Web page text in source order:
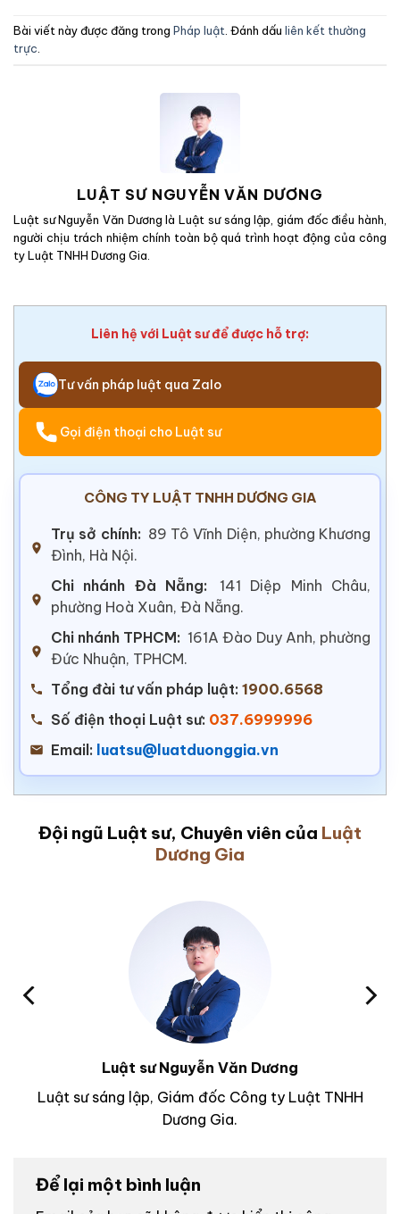
Bài viết này được đăng trong Pháp luật . Đánh dấu liên kết thường
trực
LUẬT SƯ NGUYỄN VĂN DƯƠNG
Luật sư Nguyễn Văn Dương là Luật sư sáng lập, giám đốc điều hành,
người chịu trách nhiệm chính toàn bộ quá trình hoạt động của công
ty Luật TNHH Dương Gia.
Liên hệ với Luật sư để được hỗ trợ:
Tư vấn pháp luật qua Zalo
Gọi điện thoại cho Luật sư
CÔNG TY LUẬT TNHH DƯƠNG GIA
Trụ sở chính: 89 Tô Vĩnh Diện, phường Khương
Đình, Hà Nội.
Chi nhánh Đà Nẵng:
141 Diệp Minh Châu,
phường Hoà Xuân, Đà Nẵng.
Chi nhánh TPHCM: 161A Đào Duy Anh, phường
Đức Nhuận, TPHCM.
Tổng đài tư vấn pháp luật: 1900.6568
Số điện thoại Luật sư: 037.6999996
Email: luatsu@luatduonggia.vn
Đội ngũ Luật sư, Chuyên viên của Luật
Dương Gia
Luật sư Nguyễn Văn Dương
Luật sư sáng lập, Giám đốc Công ty Luật TNHH
Dương Gia.
Để lại một bình luận